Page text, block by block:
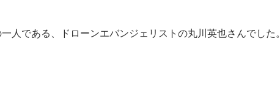
人である、ドローンエバンジェリストの丸川英也さんでした。